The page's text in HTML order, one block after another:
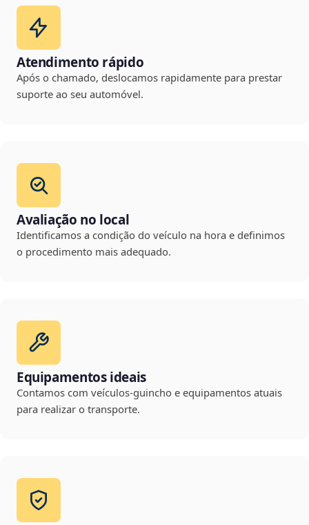
Atendimento rápido
Após o chamado, deslocamos rapidamente para prestar
suporte ao seu automóvel.
Avaliação no local
Identificamos a condição do veículo na hora e definimos
o procedimento mais adequado.
Equipamentos ideais
Contamos com veículos-guincho e equipamentos atuais
para realizar o transporte.